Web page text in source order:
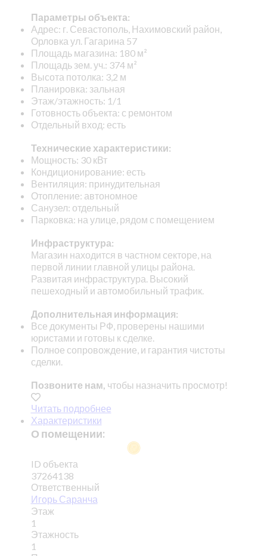
Параметры объекта:
Адрес: г. Севастополь, Нахимовский район,
Орловка ул. Гагарина 57
Площадь магазина: 180 м²
Площадь зем. уч.: 374 м²
Высота потолка: 3,2 м
Планировка: зальная
Этаж/этажность: 1/1
Готовность объекта: с ремонтом
Отдельный вход: есть
Технические характеристики:
Мощность: 30 кВт
Кондиционирование: есть
Вентиляция: принудительная
Отопление: автономное
Санузел: отдельный
Парковка: на улице, рядом с помещением
Инфраструктура:
Магазин находится в частном секторе, на
первой линии главной улицы района.
Развитая инфраструктура. Высокий
пешеходный и автомобильный трафик.
Дополнительная информация:
Все документы РФ, проверены нашими
юристами и готовы к сделке.
Полное сопровождение, и гарантия чистоты
сделки.
Позвоните нам, чтобы назначить просмотр!
Читать подробнее
Характеристики
О помещении:
ID объекта
37264138
Ответственный
Игорь Саранча
Этаж
1
Этажность
1